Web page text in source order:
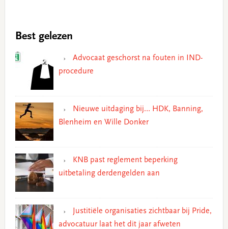
Best gelezen
Advocaat geschorst na fouten in IND-
procedure
Nieuwe uitdaging bij… HDK, Banning,
Blenheim en Wille Donker
KNB past reglement beperking
uitbetaling derdengelden aan
Justitiële organisaties zichtbaar bij Pride,
advocatuur laat het dit jaar afweten